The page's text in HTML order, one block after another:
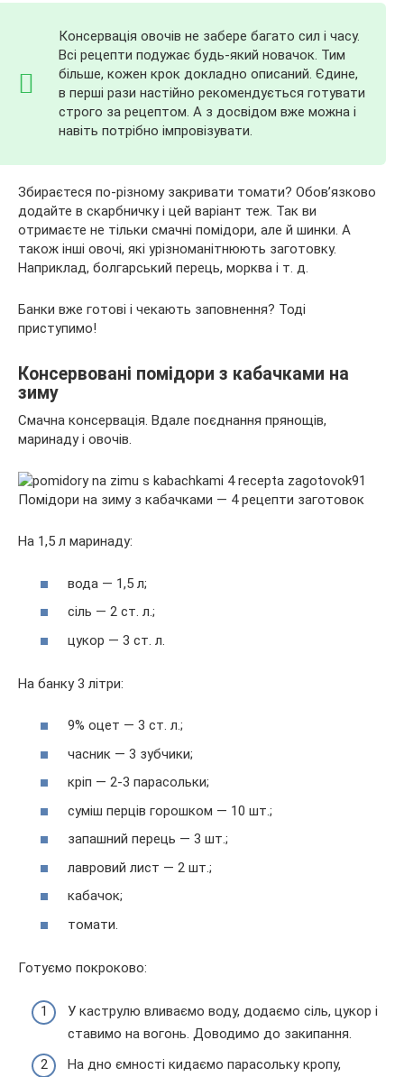
Консервація овочів не забере багато сил і часу.
Всі рецепти подужає будь-який новачок. Тим
більше, кожен крок докладно описаний. Єдине,
в перші рази настійно рекомендується готувати
строго за рецептом. А з досвідом вже можна і
навіть потрібно імпровізувати.
Збираєтеся по-різному закривати томати? Обов’язково
додайте в скарбничку і цей варіант теж. Так ви
отримаєте не тільки смачні помідори, але й шинки. А
також інші овочі, які урізноманітнюють заготовку.
Наприклад, болгарський перець, морква і т. д.
Банки вже готові і чекають заповнення? Тоді
приступимо!
Консервовані помідори з кабачками на
зиму
Смачна консервація. Вдале поєднання прянощів,
маринаду і овочів.
На 1,5 л маринаду:
вода — 1,5 л;
сіль — 2 ст. л.;
цукор — 3 ст. л.
На банку 3 літри:
9% оцет — 3 ст. л.;
часник — 3 зубчики;
кріп — 2-3 парасольки;
суміш перців горошком — 10 шт.;
запашний перець — 3 шт.;
лавровий лист — 2 шт.;
кабачок;
томати.
Готуємо покроково:
У каструлю вливаємо воду, додаємо сіль, цукор і
ставимо на вогонь. Доводимо до закипання.
На дно ємності кидаємо парасольку кропу,